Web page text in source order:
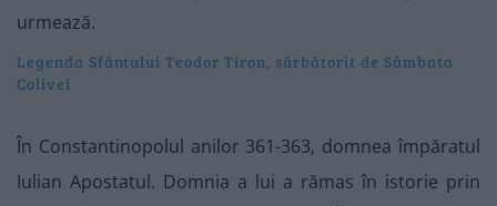
urmează.
Legenda Sfântului Teodor Tiron, sărbătorit de Sâmbata
Colivei
În Constantinopolul anilor 361-363, domnea împăratul
Iulian Apostatul. Domnia a lui a rămas în istorie prin